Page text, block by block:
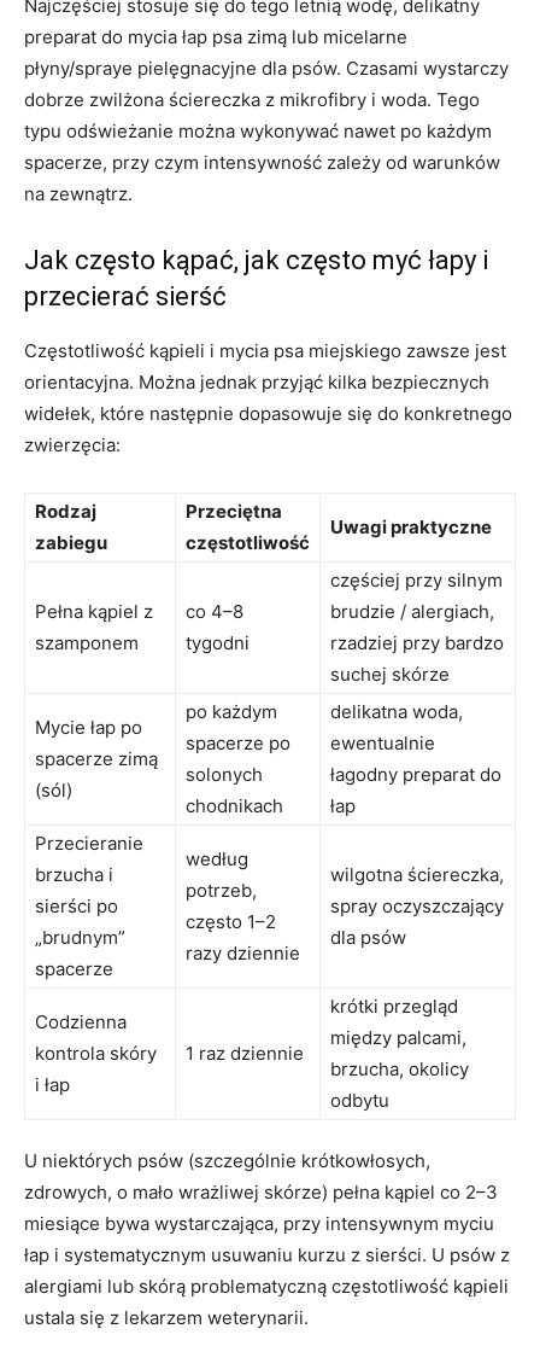
Najczęściej stosuje się do tego letnią wodę, delikatny
preparat do mycia łap psa zimą lub micelarne
płyny/spraye pielęgnacyjne dla psów. Czasami wystarczy
dobrze zwilżona ściereczka z mikrofibry i woda. Tego
typu odświeżanie można wykonywać nawet po każdym
spacerze, przy czym intensywność zależy od warunków
na zewnątrz.
Jak często kąpać, jak często myć łapy i
przecierać sierść
Częstotliwość kąpieli i mycia psa miejskiego zawsze jest
orientacyjna. Można jednak przyjąć kilka bezpiecznych
widełek, które następnie dopasowuje się do konkretnego
zwierzęcia:
Rodzaj
zabiegu
Przeciętna
częstotliwość
Uwagi praktyczne
Pełna kąpiel z
szamponem
co 4–8
tygodni
częściej przy silnym
brudzie / alergiach,
rzadziej przy bardzo
suchej skórze
Mycie łap po
spacerze zimą
(sól)
po każdym
spacerze po
solonych
chodnikach
delikatna woda,
ewentualnie
łagodny preparat do
łap
Przecieranie
brzucha i
sierści po
„brudnym”
spacerze
według
potrzeb,
często 1–2
razy dziennie
wilgotna ściereczka,
spray oczyszczający
dla psów
Codzienna
kontrola skóry
i łap
1 raz dziennie
krótki przegląd
między palcami,
brzucha, okolicy
odbytu
U niektórych psów (szczególnie krótkowłosych,
zdrowych, o mało wrażliwej skórze) pełna kąpiel co 2–3
miesiące bywa wystarczająca, przy intensywnym myciu
łap i systematycznym usuwaniu kurzu z sierści. U psów z
alergiami lub skórą problematyczną częstotliwość kąpieli
ustala się z lekarzem weterynarii.